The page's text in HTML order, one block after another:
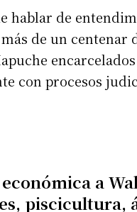
hablar de
de un centenar
encarcelados
con procesos
a
piscicultura,